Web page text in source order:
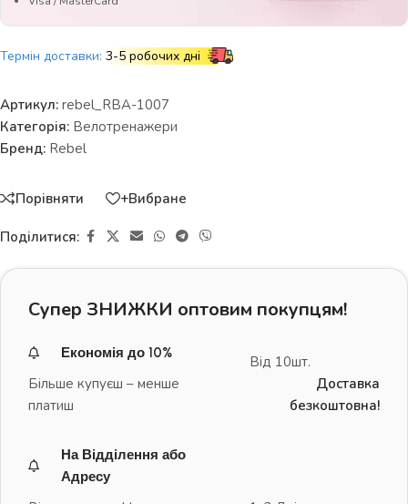
Термін доставки: 3-5 робочих дні
Артикул: rebel_RBA-1007
Категорія: Велотренажери
Бренд: Rebel
Порівняти +Вибране
Поділитися:
Супер ЗНИЖКИ оптовим покупцям!
Економія до 10%
Більше купуєш – менше
платиш
Від 10шт.
Доставка
безкоштовна!
На Відділення або
Адресу